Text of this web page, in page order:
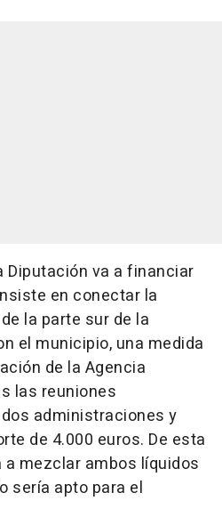
Diputación va a financiar
en conectar la
la parte sur de la
el municipio, una medida
de la Agencia
las reuniones
administraciones y
de 4.000 euros. De esta
mezclar ambos líquidos
sería apto para el